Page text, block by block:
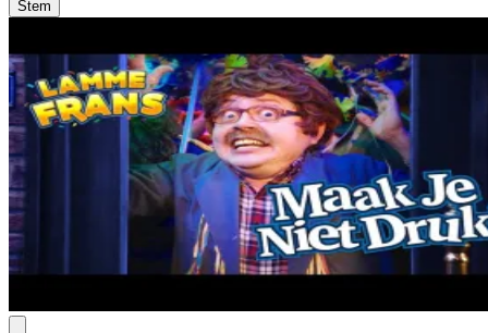
Stem